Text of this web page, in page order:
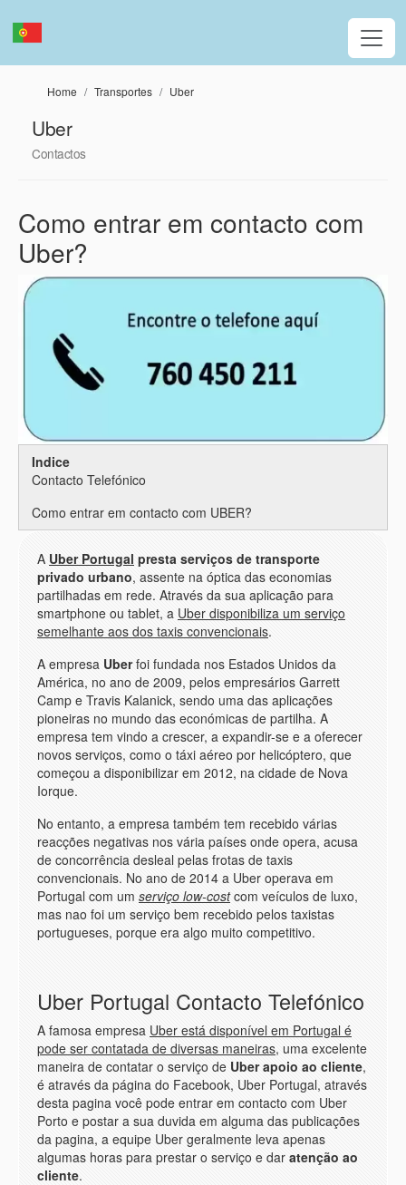
Home Transportes Uber
Uber
Contactos
Como entrar em contacto com
Uber?
Indice
Contacto Telefónico
Como entrar em contacto com UBER?
A Uber Portugal presta serviços de transporte
privado urbano, assente na óptica das economias
partilhadas em rede. Através da sua aplicação para
smartphone ou tablet, a Uber disponibiliza um serviço
semelhante aos dos taxis convencionais.
A empresa Uberfoi fundada nos Estados Unidos da
América, no ano de 2009, pelos empresários Garrett
Camp e Travis Kalanick, sendo uma das aplicações
pioneiras no mundo das económicas de partilha. A
empresa tem vindo a crescer, a expandir-se e a oferecer
novos serviços, como o táxi aéreo por helicóptero, que
começou a disponibilizar em 2012, na cidade de Nova
Iorque.
No entanto, a empresa também tem recebido várias
reacções negativas nos vária países onde opera, acusa
de concorrência desleal pelas frotas de taxis
convencionais. No ano de 2014 a Uber operava em
Portugal com um serviço low-costcom veículos de luxo,
mas nao foi um serviço bem recebido pelos taxistas
portugueses, porque era algo muito competitivo.
Uber Portugal Contacto Telefónico
A famosa empresa Uber está disponível em Portugal é
pode ser contatada de diversas maneiras, uma excelente
maneira de contatar o serviço de Uber apoio ao cliente,
é através da página do Facebook, Uber Portugal, através
desta pagina você pode entrar em contacto com Uber
Porto e postar a sua duvida em alguma das publicações
da pagina, a equipe Uber geralmente leva apenas
algumas horas para prestar o serviço e dar atenção ao
cliente.